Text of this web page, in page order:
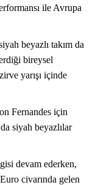
ile Avrupa
beyazlı takım da
bireysel
yarışı içinde
Fernandes için
siyah beyazlılar
devam ederken,
civarında gelen